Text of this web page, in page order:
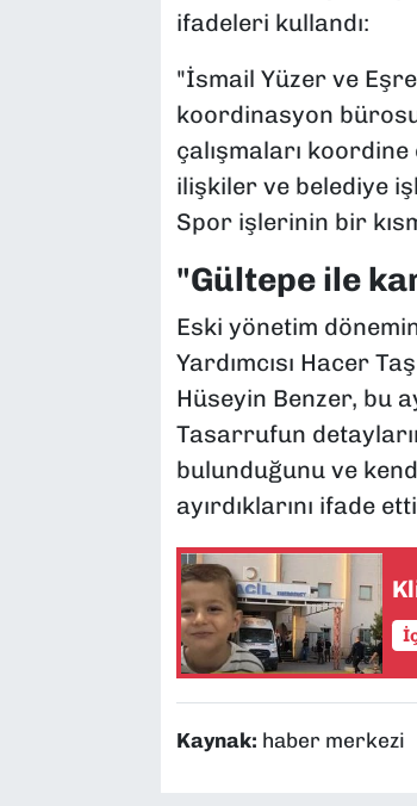
ifadeleri kullandı:
"İsmail Yüzer ve
koordinasyon
çalışmaları
ilişkiler ve belediye
Spor işlerinin bir
"Gültepe ile
Eski yönetim
Yardımcısı Hacer
Hüseyin Benzer, bu
Tasarrufun
bulunduğunu ve
ayırdıklarını ifade
Kaynak: haber merkezi